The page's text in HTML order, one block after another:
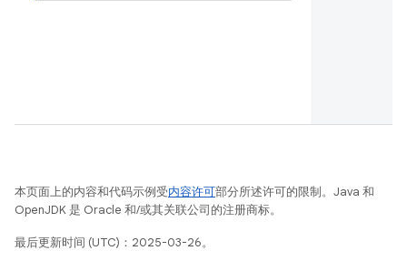
本页面上的内容和代码示例受内容许可部分所述许可的限制。Java 和
OpenJDK 是 Oracle 和/或其关联公司的注册商标。
最后更新时间 (UTC)：2025-03-26。